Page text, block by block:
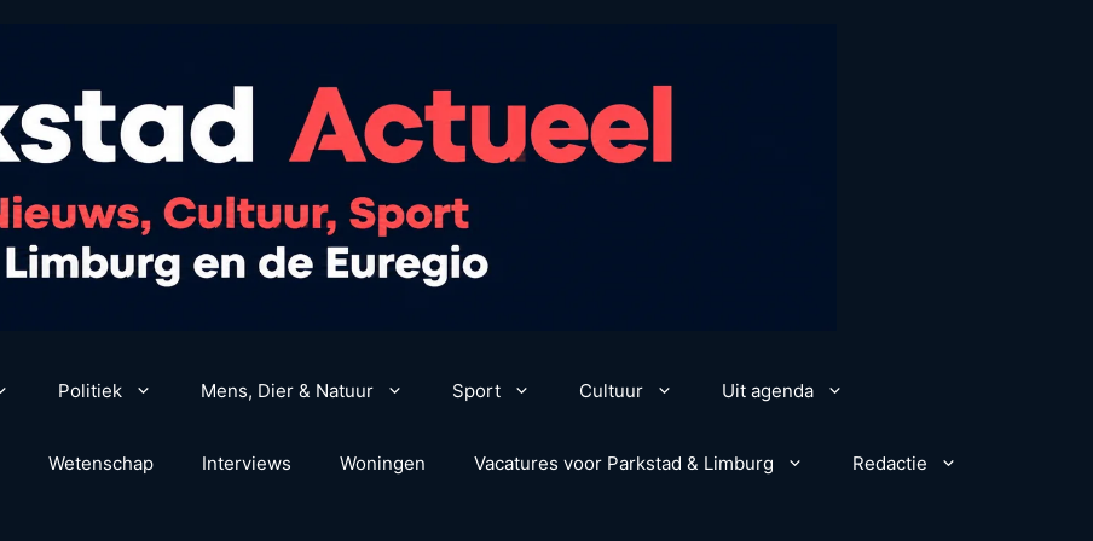
Politiek Mens, Dier & Natuur Sport Cultuur Uit agenda
Wetenschap Interviews Woningen Vacatures voor Parkstad & Limburg Redactie